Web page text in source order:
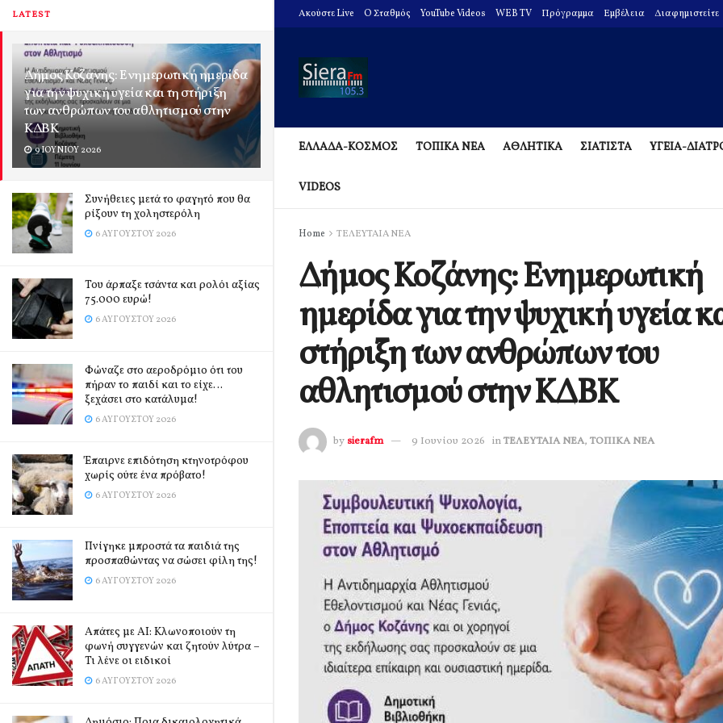
LATEST
Δήμος Κοζάνης: Ενημερωτική ημερίδα
για την ψυχική υγεία και τη στήριξη
των ανθρώπων του αθλητισμού στην
ΚΔΒΚ
9 ΙΟΥΝΊΟΥ 2026
Συνήθειες μετά το φαγητό που θα
ρίξουν τη χοληστερόλη
6 ΑΥΓΟΎΣΤΟΥ 2026
Του άρπαξε τσάντα και ρολόι αξίας
75.000 ευρώ!
6 ΑΥΓΟΎΣΤΟΥ 2026
Φώναζε στο αεροδρόμιο ότι του
πήραν το παιδί και το είχε…
ξεχάσει στο κατάλυμα!
6 ΑΥΓΟΎΣΤΟΥ 2026
Έπαιρνε επιδότηση κτηνοτρόφου
χωρίς ούτε ένα πρόβατο!
6 ΑΥΓΟΎΣΤΟΥ 2026
Πνίγηκε μπροστά τα παιδιά της
προσπαθώντας να σώσει φίλη της!
6 ΑΥΓΟΎΣΤΟΥ 2026
Απάτες με AI: Κλωνοποιούν τη
φωνή συγγενών και ζητούν λύτρα –
Τι λένε οι ειδικοί
6 ΑΥΓΟΎΣΤΟΥ 2026
Ακούστε Live O Σταθμός YouTube Videos WEB TV Πρόγραμμα Εμβέλεια Διαφημιστείτε
ΕΛΛΑΔΑ-ΚΟΣΜΟΣ ΤΟΠΙΚΑ ΝΕΑ ΑΘΛΗΤΙΚΑ ΣΙΑΤΙΣΤΑ ΥΓΕΙΑ-
VIDEOS
Home ΤΕΛΕΥΤΑΙΑ ΝΕΑ
Δήμος Κοζάνης: Ενημερωτική
ημερίδα για την ψυχική υγεία
στήριξη των ανθρώπων του
αθλητισμού στην ΚΔΒΚ
by sierafm 9 Ιουνίου 2026 inΤΕΛΕΥΤΑΙΑ ΝΕΑ, ΤΟΠΙΚΑ ΝΕΑ